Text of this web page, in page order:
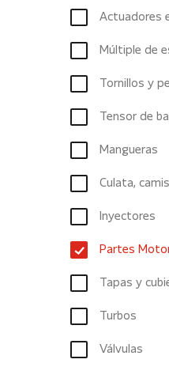
Actuadores
Múltiple de
Tornillos y
Tensor de
Mangueras
Culata,
Inyectores
Partes
Tapas y
Turbos
Válvulas